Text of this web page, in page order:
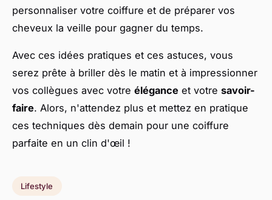
personnaliser votre coiffure et de préparer vos
cheveux la veille pour gagner du temps.
Avec ces idées pratiques et ces astuces, vous
serez prête à briller dès le matin et à impressionner
vos collègues avec votre élégance et votre savoir-
faire. Alors, n'attendez plus et mettez en pratique
ces techniques dès demain pour une coiffure
parfaite en un clin d'œil !
Lifestyle